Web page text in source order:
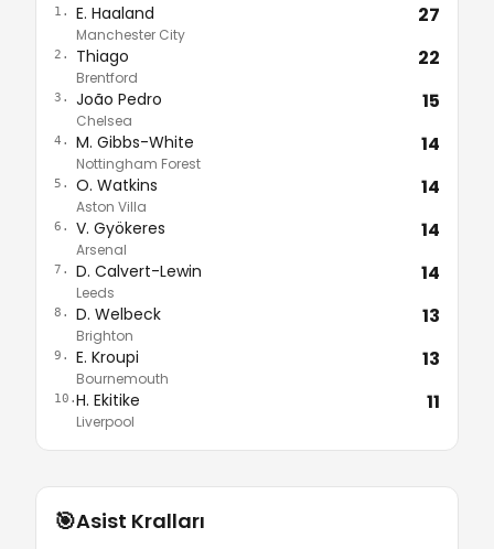
1. E. Haaland
Manchester City
27
2. Thiago
Brentford
22
3. João Pedro
Chelsea
15
4. M. Gibbs-White
Nottingham Forest
14
5. O. Watkins
Aston Villa
14
6. V. Gyökeres
Arsenal
14
7. D. Calvert-Lewin
Leeds
14
8. D. Welbeck
Brighton
13
9. E. Kroupi
Bournemouth
13
10.H. Ekitike
Liverpool
11
🎯Asist Kralları